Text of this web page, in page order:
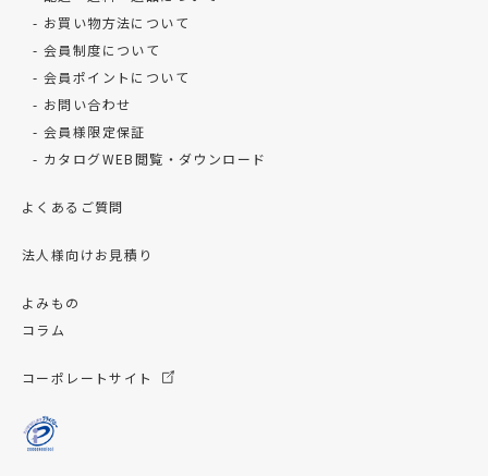
お買い物方法について
会員制度について
会員ポイントについて
お問い合わせ
会員様限定保証
カタログWEB閲覧・ダウンロード
よくあるご質問
法人様向けお見積り
よみもの
コラム
コーポレートサイト